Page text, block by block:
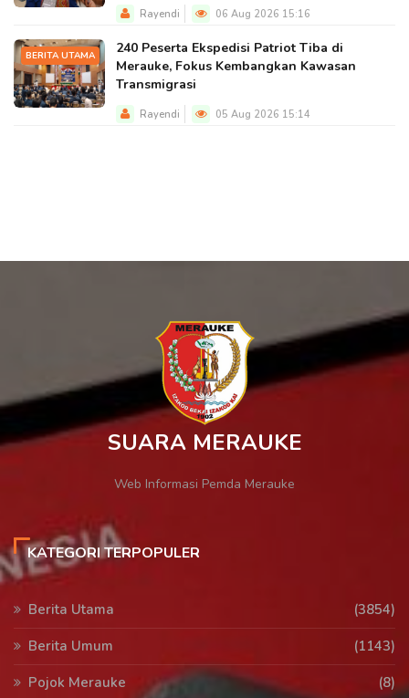
Rayendi 06 Aug 2026 15:16
BERITA UTAMA
240 Peserta Ekspedisi Patriot Tiba di
Merauke, Fokus Kembangkan Kawasan
Transmigrasi
Rayendi 05 Aug 2026 15:14
SUARA MERAUKE
Web Informasi Pemda Merauke
KATEGORI TERPOPULER
Berita Utama
(3854)
Berita Umum
(1143)
Pojok Merauke
(8)